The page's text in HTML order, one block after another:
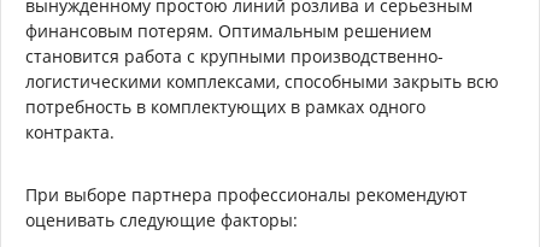
вынужденному простою линий розлива и серьезным
финансовым потерям. Оптимальным решением
становится работа с крупными производственно-
логистическими комплексами, способными закрыть всю
потребность в комплектующих в рамках одного
контракта.
При выборе партнера профессионалы рекомендуют
оценивать следующие факторы: